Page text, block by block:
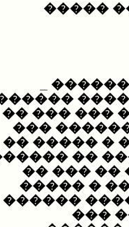
���
����� :
(( �����
�����
�������
����
������
������
��� ��
��